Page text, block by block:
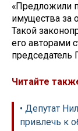
«Предложили
имущества за
Такой
его авторами
председатель
Читайте
• Депутат
привлечь к